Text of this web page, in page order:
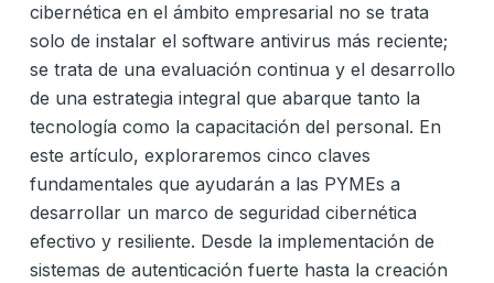
cibernética en el ámbito empresarial no se trata
solo de instalar el software antivirus más reciente;
se trata de una evaluación continua y el desarrollo
de una estrategia integral que abarque tanto la
tecnología como la capacitación del personal. En
este artículo, exploraremos cinco claves
fundamentales que ayudarán a las PYMEs a
desarrollar un marco de seguridad cibernética
efectivo y resiliente. Desde la implementación de
sistemas de autenticación fuerte hasta la creación